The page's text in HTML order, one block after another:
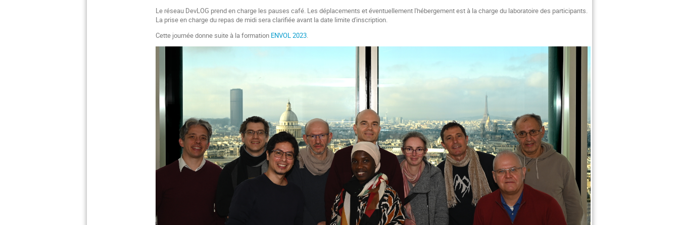
Le réseau DevLOG prend en charge les pauses café. Les déplacements et éventuellement l'hébergement est à la charge du laboratoire des participants.
La prise en charge du repas de midi sera clarifiée avant la date limite d'inscription.
Cette journée donne suite à la formation ENVOL 2023.